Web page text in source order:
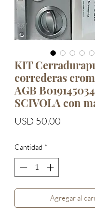
KIT
correderas
AGB B019145034
SCIVOLA con
USD 50.00
Cantidad *
Agregar al